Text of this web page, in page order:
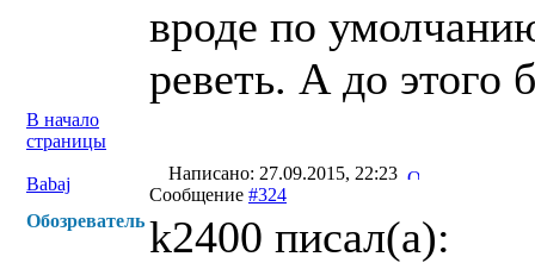
вроде по
реветь. А до
В начало
страницы
Babaj
Написано: 27.09.2015, 22:23
Сообщение #324
Обозреватель k2400 писал(a):